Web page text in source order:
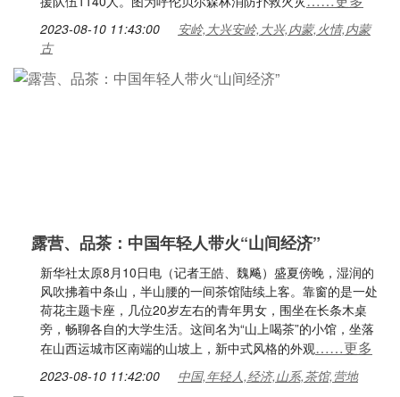
2023-08-10 11:43:00
安岭,大兴安岭,大兴,内蒙,火情,内蒙
古
露营、品茶：中国年轻人带火“山间经济”
新华社太原8月10日电（记者王皓、魏飚）盛夏傍晚，湿润的
风吹拂着中条山，半山腰的一间茶馆陆续上客。靠窗的是一处
荷花主题卡座，几位20岁左右的青年男女，围坐在长条木桌
旁，畅聊各自的大学生活。这间名为“山上喝茶”的小馆，坐落
在山西运城市区南端的山坡上，新中式风格的外观……更多
2023-08-10 11:42:00 中国,年轻人,经济,山系,茶馆,营地